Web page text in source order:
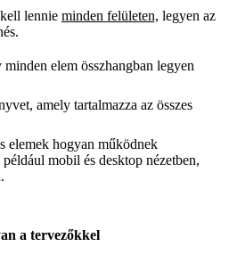
lennie minden felületen, legyen az
elem összhangban legyen
amely tartalmazza az összes
elemek hogyan működnek
mobil és desktop nézetben,
a tervezőkkel